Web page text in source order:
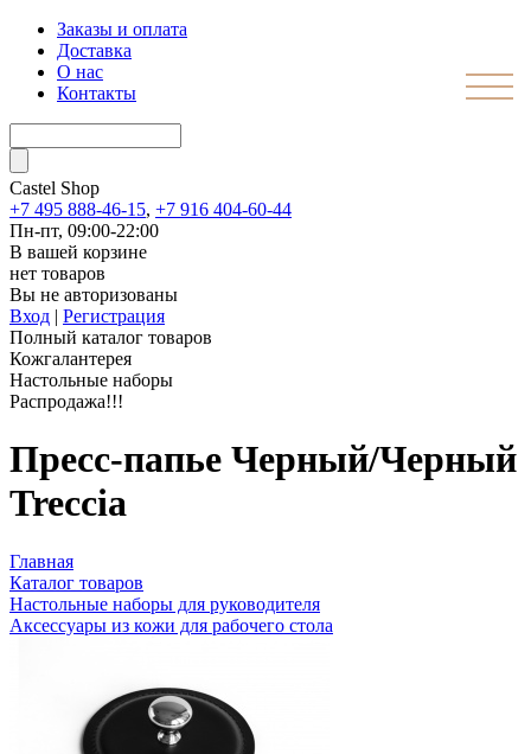
Заказы и оплата
Доставка
О нас
Контакты
Castel Shop
+7 495 888-46-15, +7 916 404-60-44
Пн-пт, 09:00-22:00
В вашей корзине
нет товаров
Вы не авторизованы
Вход | Регистрация
Полный каталог товаров
Кожгалантерея
Настольные наборы
Распродажа!!!
Пресс-папье Черный/Черный
Treccia
Главная
Каталог товаров
Настольные наборы для руководителя
Аксессуары из кожи для рабочего стола